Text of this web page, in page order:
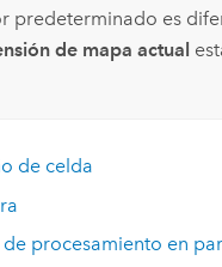
predeterminado es
de mapa actual
de celda
de procesamiento en